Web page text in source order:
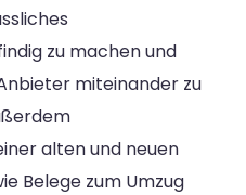
zu machen und
miteinander zu
alten und neuen
Belege zum Umzug